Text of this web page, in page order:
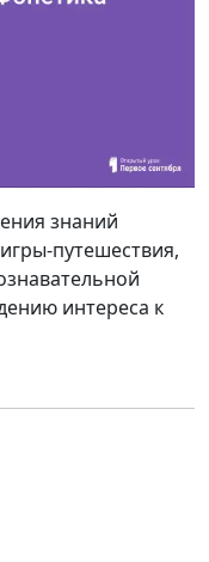
знаний
путешествия,
интереса к